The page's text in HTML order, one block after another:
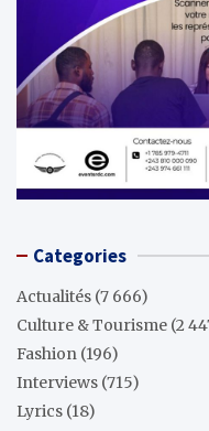
Categories
Actualités (7 666)
Culture & Tourisme (2
Fashion (196)
Interviews (715)
Lyrics (18)